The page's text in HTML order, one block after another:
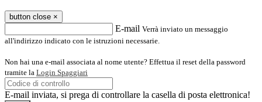
button close ×
E-mail Verrà inviato un messaggio
all'indirizzo indicato con le istruzioni necessarie.
Non hai una e-mail associata al nome utente? Effettua il reset della password
tramite la Login Spaggiari
E-mail inviata, si prega di controllare la casella di posta elettronica!